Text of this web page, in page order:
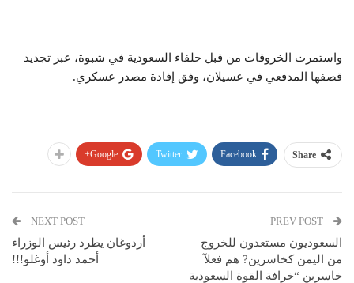
واستمرت الخروقات من قبل حلفاء السعودية في شبوة، عبر تجديد
قصفها المدفعي في عسيلان، وفق إفادة مصدر عسكري.
Share
Facebook
Twitter
Google+
السعوديون مستعدون للخروج
من اليمن كخاسرين? هم فعلآ
خاسرين “خرافة القوة السعودية
NEXT POST
أردوغان يطرد رئيس الوزراء
أحمد داود أوغلو!!!